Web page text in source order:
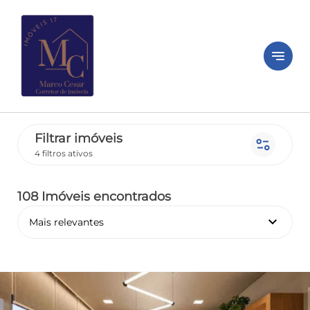
notes
Filtrar imóveis
4 filtros ativos page_info
108 Imóveis encontrados
Mais relevantes keyboard_arrow_down